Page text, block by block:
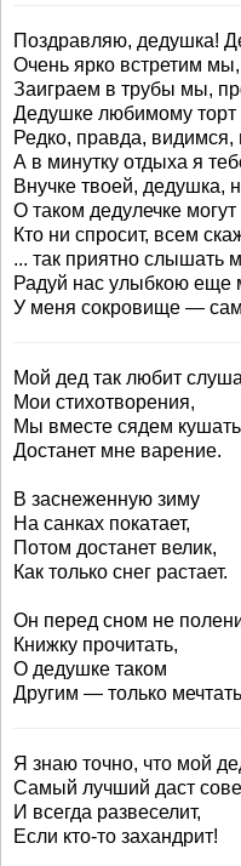
Поздравляю, дедушка!
Очень ярко встретим
Заиграем в трубы мы,
Дедушке любимому торт
Редко, правда,
А в минутку отдыха я
Внучке твоей, дедушка,
О таком дедулечке могут
Кто ни спросит, всем
... так приятно слышать
Радуй нас улыбкою еще
У меня сокровище —
Мой дед так любит
Мои стихотворения,
Мы вместе сядем
Достанет мне варение.
В заснеженную зиму
На санках покатает,
Потом достанет велик,
Как только снег растает.
Он перед сном не
Книжку прочитать,
О дедушке таком
Другим — только
Я знаю точно, что мой
Самый лучший даст
И всегда развеселит,
Если кто-то захандрит!